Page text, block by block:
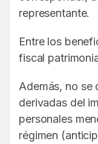
representante.
Entre los
fiscal
Además, no se
derivadas del
personales
régimen